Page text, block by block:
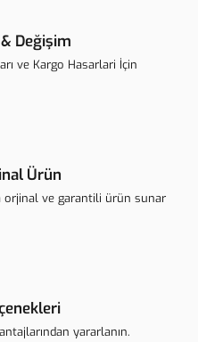
Değişim
ve Kargo Hasarlari İçin
Ürün
orjinal ve garantili ürün sunar
yararlanın.